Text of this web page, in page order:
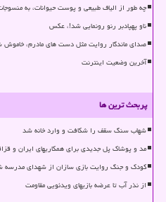
چه طور از الیاف طبیعی و پوست حیوانات، به
ناو پهپادبر رنو رونمایی شد!، عکس
صدای ماندگار روایت مثل دست های مادرم،
آخرین وضعیت اینترنت
پربحث ترین ها
شهاب سنگ سقف را شکافت و وارد خانه شد
مد و پوشاک پل جدیدی برای همکاریهای ایران و
کودک و جنگ روایت بازی سازان از شهدای مدرسه
از نذر آب تا عرضه بازیهای ویدئویی مقاومت